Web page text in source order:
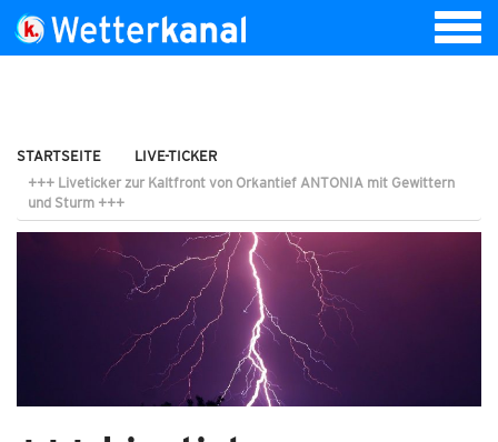
STARTSEITE
LIVE-TICKER
+++ Liveticker zur Kaltfront von Orkantief ANTONIA mit Gewittern
und Sturm +++